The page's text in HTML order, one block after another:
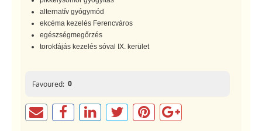
alternatív gyógymód
ekcéma kezelés Ferencváros
egészségmegőrzés
torokfájás kezelés sóval IX. kerület
Favoured: 0